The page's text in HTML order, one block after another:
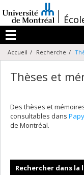
au
contenu
/
Menu
Accueil Recherche
Thèses et
Des thèses et
consultables dans
de Montréal.
Rechercher dans la